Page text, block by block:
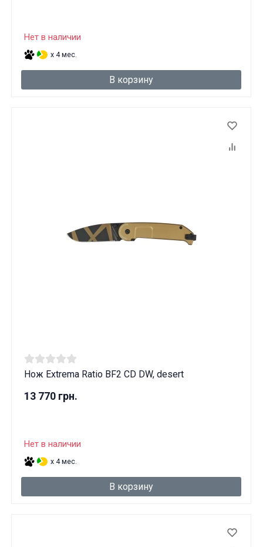
Нет в наличии
x 4 мес.
В корзину
Нож Extrema Ratio BF2 CD DW, desert
13 770 грн.
Нет в наличии
x 4 мес.
В корзину